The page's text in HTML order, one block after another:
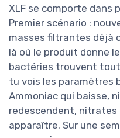
XLF se comporte dans
Premier scénario :
masses filtrantes déjà
là où le produit donne
bactéries trouvent
tu vois les paramètres
Ammoniac qui baisse,
redescendent, nitrates
apparaître. Sur une